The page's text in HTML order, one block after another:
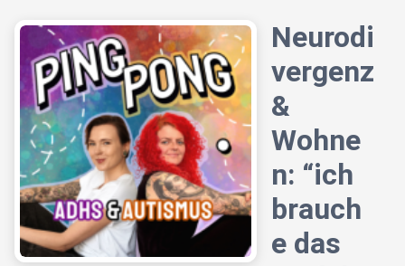
Neurodi
vergenz
&
Wohne
n: “ich
brauch
e das